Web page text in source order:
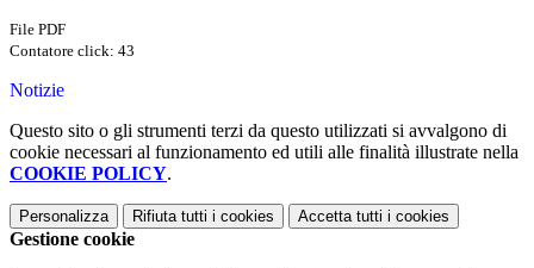
File PDF
Contatore click: 43
Notizie
Questo sito o gli strumenti terzi da questo utilizzati si avvalgono di
cookie necessari al funzionamento ed utili alle finalità illustrate nella
COOKIE POLICY.
Personalizza Rifiuta tutti i cookies Accetta tutti i cookies
Gestione cookie